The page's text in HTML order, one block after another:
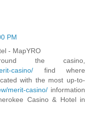
PM
- MapYRO
the casino,
casino/ find where
with the most up-to-
merit-casino/ information
Casino & Hotel in